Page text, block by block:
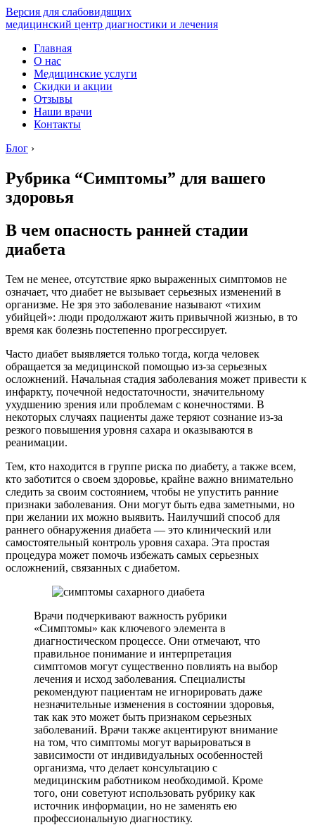
Версия для слабовидящих
медицинский центр диагностики и лечения
Главная
О нас
Медицинские услуги
Скидки и акции
Отзывы
Наши врачи
Контакты
Блог ›
Рубрика “Симптомы” для вашего
здоровья
В чем опасность ранней стадии
диабета
Тем не менее, отсутствие ярко выраженных симптомов не
означает, что диабет не вызывает серьезных изменений в
организме. Не зря это заболевание называют «тихим
убийцей»: люди продолжают жить привычной жизнью, в то
время как болезнь постепенно прогрессирует.
Часто диабет выявляется только тогда, когда человек
обращается за медицинской помощью из-за серьезных
осложнений. Начальная стадия заболевания может привести к
инфаркту, почечной недостаточности, значительному
ухудшению зрения или проблемам с конечностями. В
некоторых случаях пациенты даже теряют сознание из-за
резкого повышения уровня сахара и оказываются в
реанимации.
Тем, кто находится в группе риска по диабету, а также всем,
кто заботится о своем здоровье, крайне важно внимательно
следить за своим состоянием, чтобы не упустить ранние
признаки заболевания. Они могут быть едва заметными, но
при желании их можно выявить. Наилучший способ для
раннего обнаружения диабета — это клинический или
самостоятельный контроль уровня сахара. Эта простая
процедура может помочь избежать самых серьезных
осложнений, связанных с диабетом.
Врачи подчеркивают важность рубрики
«Симптомы» как ключевого элемента в
диагностическом процессе. Они отмечают, что
правильное понимание и интерпретация
симптомов могут существенно повлиять на выбор
лечения и исход заболевания. Специалисты
рекомендуют пациентам не игнорировать даже
незначительные изменения в состоянии здоровья,
так как это может быть признаком серьезных
заболеваний. Врачи также акцентируют внимание
на том, что симптомы могут варьироваться в
зависимости от индивидуальных особенностей
организма, что делает консультацию с
медицинским работником необходимой. Кроме
того, они советуют использовать рубрику как
источник информации, но не заменять ею
профессиональную диагностику.